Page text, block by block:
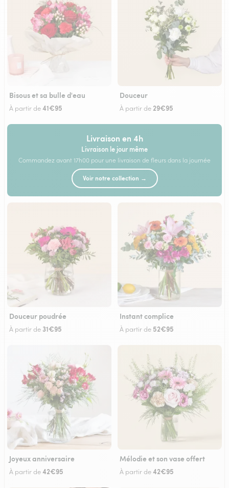
Bisous et sa bulle d'eau
À partir de41€95
Douceur
À partir de 29€95
Livraison en 4h
Livraison le jour même
Commandez avant 17h00 pour une livraison de fleurs dans la journée
Voir notre collection →
Douceur poudrée
À partir de 31€95
Instant complice
À partir de 52€95
Joyeux anniversaire
À partir de42€95
Mélodie et son vase offert
À partir de42€95